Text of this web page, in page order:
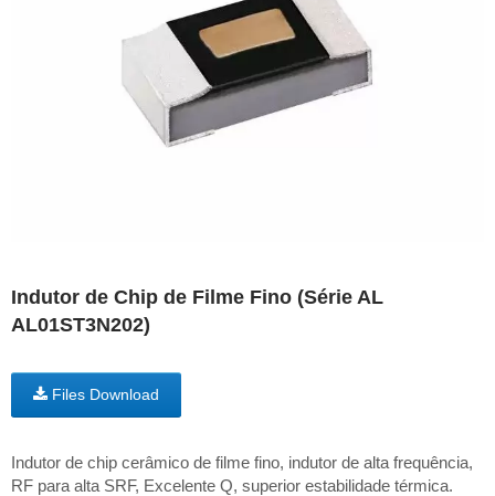
Indutor de Chip de Filme Fino (Série AL
AL01ST3N202)
Files Download
Indutor de chip cerâmico de filme fino, indutor de alta frequência,
RF para alta SRF, Excelente Q, superior estabilidade térmica.